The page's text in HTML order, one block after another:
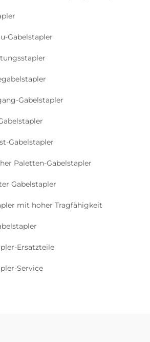
Gabelstapler
Gabelstapler
Gabelstapler
Paletten-Gabelstapler
Gabelstapler
mit hoher Tragfähigkeit
Ersatzteile
Service